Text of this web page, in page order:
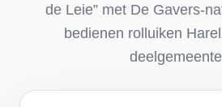
de Leie” met De Gavers-
bedienen rolluiken